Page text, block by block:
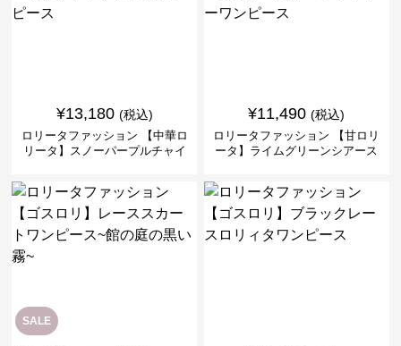
¥13,180 (税込)
ロリータファッション 【中華ロ
リータ】スノーパープルチャイ
¥11,490 (税込)
ロリータファッション 【甘ロリ
ータ】ライムグリーンシアース
SALE